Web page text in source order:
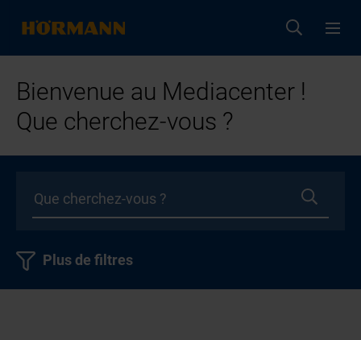
Bienvenue au Mediacenter !
Que cherchez-vous ?
Plus de filtres